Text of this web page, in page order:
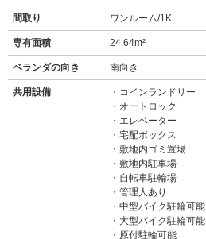
間取り ワンルーム/1K
専有面積 24.64m²
ベランダの向き 南向き
共用設備
コインランドリー
オートロック
エレベーター
宅配ボックス
敷地内ゴミ置場
敷地内駐車場
自転車駐輪場
管理人あり
中型バイク駐輪可能
大型バイク駐輪可能
原付駐輪可能